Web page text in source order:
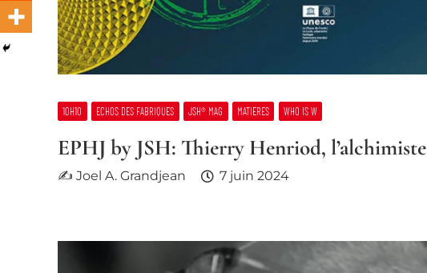
10H10 ECHOS DES FABRIQUES JSH® MAG MATIERES WHO IS W
EPHJ by JSH: Thierry Henriod, l’alchimiste
✍ Joel A. Grandjean 7 juin 2024